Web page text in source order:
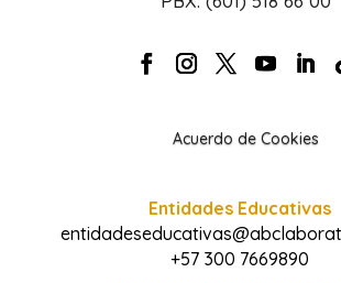
Acuerdo de Cookies
Entidades Educativas
+57 300 7669890